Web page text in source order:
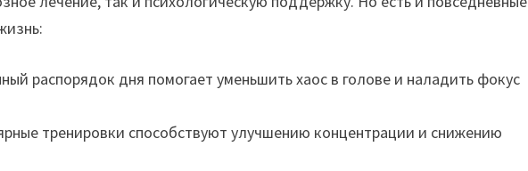
распорядок дня помогает уменьшить хаос в голове и наладить фокус
тренировки способствуют улучшению концентрации и снижению